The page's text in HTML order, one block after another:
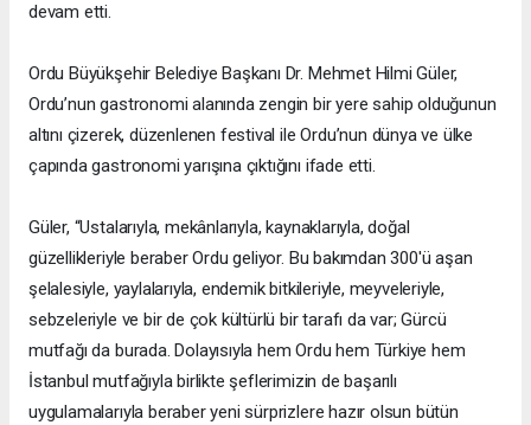
devam etti.
Ordu Büyükşehir Belediye Başkanı Dr. Mehmet Hilmi Güler,
Ordu’nun gastronomi alanında zengin bir yere sahip olduğunun
altını çizerek, düzenlenen festival ile Ordu’nun dünya ve ülke
çapında gastronomi yarışına çıktığını ifade etti.
Güler, “Ustalarıyla, mekânlarıyla, kaynaklarıyla, doğal
güzellikleriyle beraber Ordu geliyor. Bu bakımdan 300'ü aşan
şelalesiyle, yaylalarıyla, endemik bitkileriyle, meyveleriyle,
sebzeleriyle ve bir de çok kültürlü bir tarafı da var; Gürcü
mutfağı da burada. Dolayısıyla hem Ordu hem Türkiye hem
İstanbul mutfağıyla birlikte şeflerimizin de başarılı
uygulamalarıyla beraber yeni sürprizlere hazır olsun bütün